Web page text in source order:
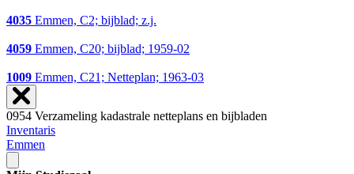
4035 Emmen, C2; bijblad; z.j.
4059 Emmen, C20; bijblad; 1959-02
1009 Emmen, C21; Netteplan; 1963-03
0954 Verzameling kadastrale netteplans en bijbladen
Inventaris
Emmen